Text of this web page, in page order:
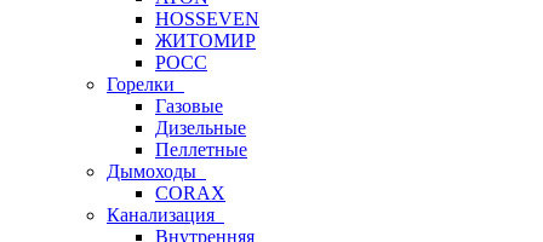
HOSSEVEN
ЖИТОМИР
РОСС
Горелки
Газовые
Дизельные
Пеллетные
Дымоходы
CORAX
Канализация
Внутренняя